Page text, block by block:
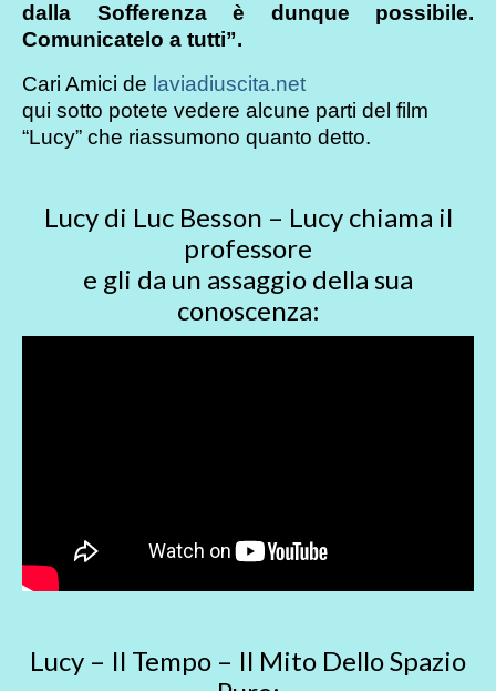
dalla Sofferenza è dunque possibile.
Comunicatelo a tutti”.
Cari Amici de laviadiuscita.net
qui sotto potete vedere alcune parti del film
“Lucy” che riassumono quanto detto.
Lucy di Luc Besson – Lucy chiama il
professore
e gli da un assaggio della sua
conoscenza:
Lucy – Il Tempo – Il Mito Dello Spazio